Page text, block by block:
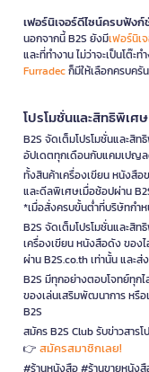
เฟอร์นิเจอร์ดีไซน์ครบฟังก์
นอกจากนี้ B2S ยังมีเฟอร์นิเ
และที่ทำงาน ไม่ว่าจะเป็นโต๊ะ
Furradecก็มีให้เลือกครบครัน
โปรโมชั่นและสิทธิพิเศษ
B2S จัดเต็มโปรโมชั่นและสิ
อัปเดตทุกเดือนกับแคมเปญล
ทั้งสินค้าเครื่องเขียน หนังสื
และดีลพิเศษเมื่อช้อปผ่าน
*เมื่อสั่งครบขั้นต่ำที่บริษัทกำ
B2S จัดเต็มโปรโมชั่นและสิ
เครื่องเขียน หนังสือดัง ขอ
ผ่าน B2S.co.th เท่านั้น และ
B2S มีทุกอย่างตอบโจทย์ทุก
ของเล่นเสริมพัฒนาการ หรื
B2S
สมัคร B2S Club รับข่าวสาร
👉 สมัครสมาชิกเลย!
#ร้านหนังสือ #ร้านขายหนังสื